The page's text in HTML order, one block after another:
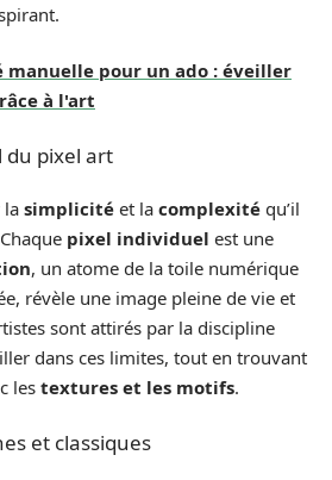
manuelle pour un ado : éveiller
à l'art
du pixel art
la simplicité et la complexité qu’il
pixel individuel est une
, un atome de la toile numérique
révèle une image pleine de vie et
sont attirés par la discipline
dans ces limites, tout en trouvant
les textures et les motifs.
et classiques